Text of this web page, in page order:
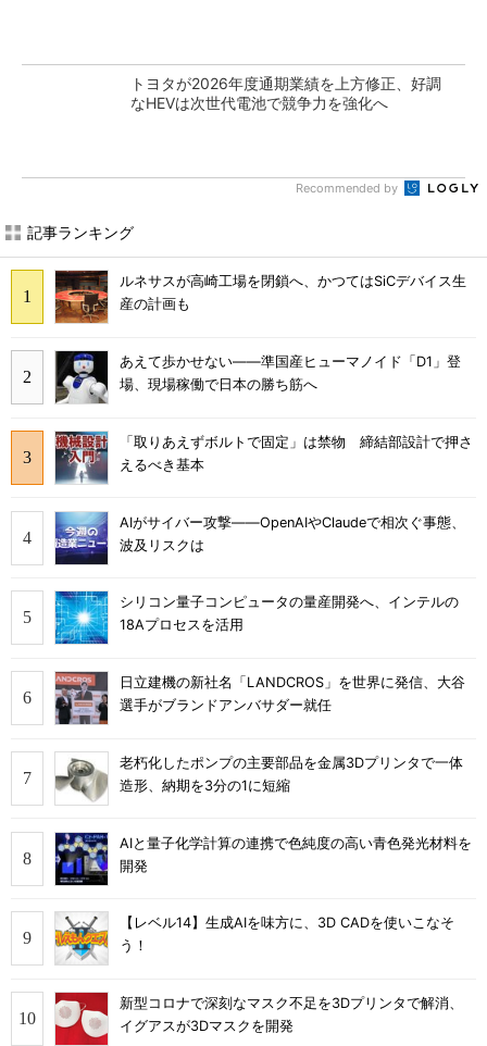
トヨタが2026年度通期業績を上方修正、好調
なHEVは次世代電池で競争力を強化へ
Recommended by
記事ランキング
ルネサスが高崎工場を閉鎖へ、かつてはSiCデバイス生
産の計画も
あえて歩かせない――準国産ヒューマノイド「D1」登
場、現場稼働で日本の勝ち筋へ
「取りあえずボルトで固定」は禁物 締結部設計で押さ
えるべき基本
AIがサイバー攻撃――OpenAIやClaudeで相次ぐ事態、
波及リスクは
シリコン量子コンピュータの量産開発へ、インテルの
18Aプロセスを活用
日立建機の新社名「LANDCROS」を世界に発信、大谷
選手がブランドアンバサダー就任
老朽化したポンプの主要部品を金属3Dプリンタで一体
造形、納期を3分の1に短縮
AIと量子化学計算の連携で色純度の高い青色発光材料を
開発
【レベル14】生成AIを味方に、3D CADを使いこなそ
う！
新型コロナで深刻なマスク不足を3Dプリンタで解消、
イグアスが3Dマスクを開発